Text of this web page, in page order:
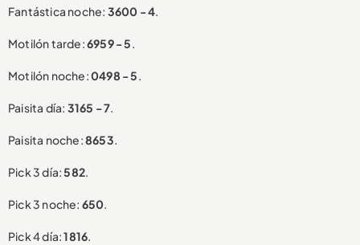
Fantástica noche: 3600 - 4.
Motilón tarde:6959 - 5.
Motilón noche:0498 - 5.
Paisita día: 3165 - 7.
Paisita noche:8653.
Pick 3 día:582.
Pick 3 noche: 650.
Pick 4 día:1816.